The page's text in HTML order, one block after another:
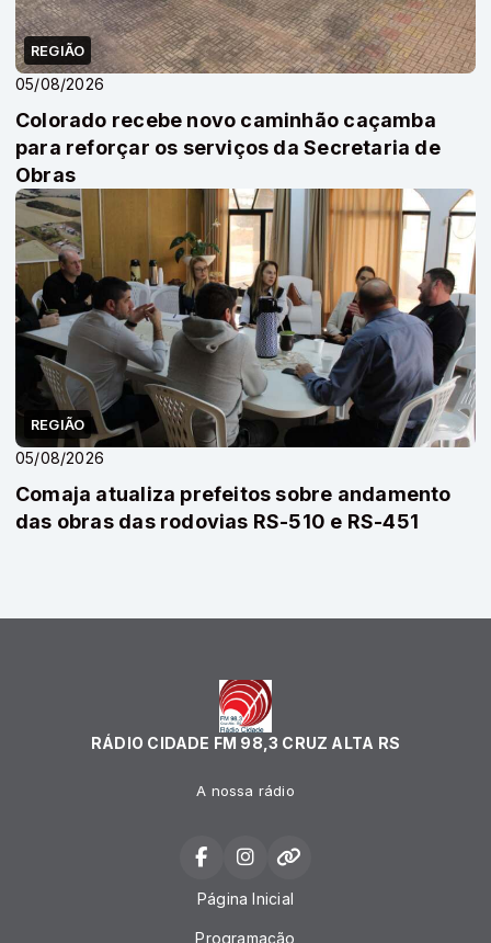
REGIÃO
05/08/2026
Colorado recebe novo caminhão caçamba
para reforçar os serviços da Secretaria de
Obras
REGIÃO
05/08/2026
Comaja atualiza prefeitos sobre andamento
das obras das rodovias RS-510 e RS-451
RÁDIO CIDADE FM 98,3 CRUZ ALTA RS
A nossa rádio
Página Inicial
Programação